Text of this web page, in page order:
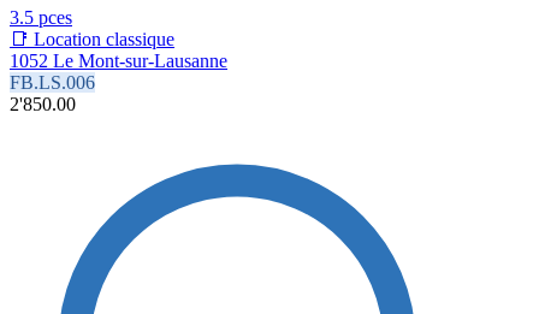
3.5 pces
📑 Location classique
1052 Le Mont-sur-Lausanne
FB.LS.006
2'850.00